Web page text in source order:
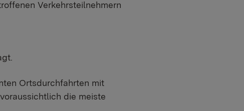
Verkehrsteilnehmern
Ortsdurchfahrten mit
die meiste